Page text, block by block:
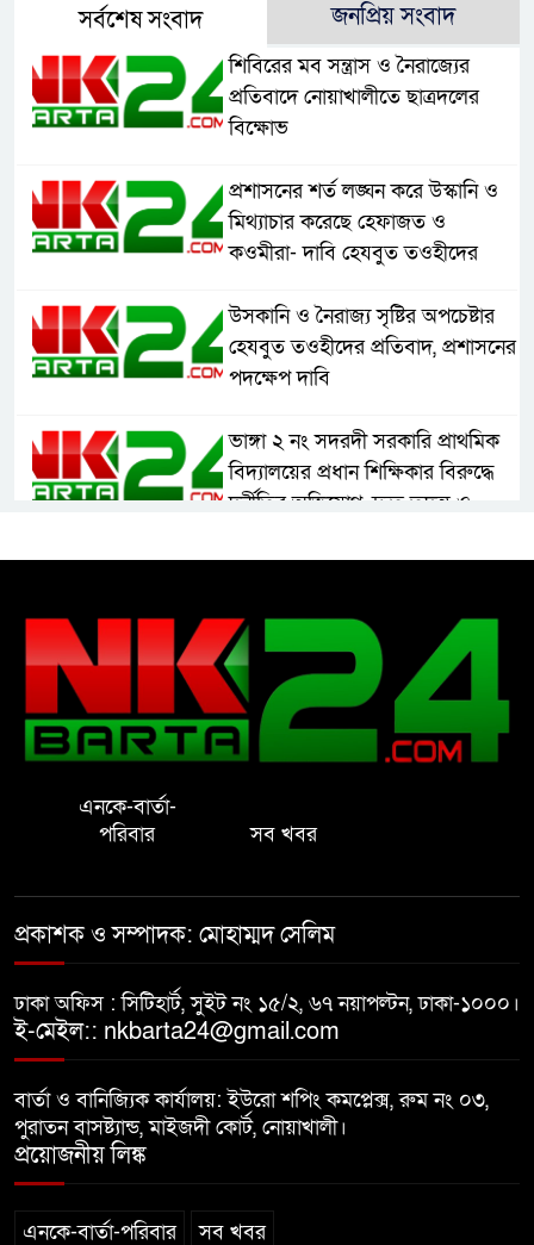
সর্বশেষ সংবাদ জনপ্রিয় সংবাদ
শিবিরের মব সন্ত্রাস ও নৈরাজ্যের
প্রতিবাদে নোয়াখালীতে ছাত্রদলের
বিক্ষোভ
প্রশাসনের শর্ত লঙ্ঘন করে উস্কানি ও
মিথ্যাচার করেছে হেফাজত ও
কওমীরা- দাবি হেযবুত তওহীদের
উসকানি ও নৈরাজ্য সৃষ্টির অপচেষ্টার
হেযবুত তওহীদের প্রতিবাদ, প্রশাসনের
পদক্ষেপ দাবি
ভাঙ্গা ২ নং সদরদী সরকারি প্রাথমিক
বিদ্যালয়ের প্রধান শিক্ষিকার বিরুদ্ধে
দুর্নীতির অভিযোগ, দ্রুত তদন্ত ও
সেলিম
নোয়াখালীতে ইসলামী মহা-সমাবেশ
সফল করতে মতবিনিময় সভা
হাতে ধর্ষণের শিকার স্কুলছাত্রী
গভীর রাতে চাচীর ঘরে ভাতিজা,
পুরুষাঙ্গ কেটে উধাও চাচী
নোয়াখালীতে র‌্যাবের অভিযান: ২
চাঞ্চল্যকর হত্যা মামলার আসামিসহ
গ্রেপ্তার ৪
বাসি খাবার বিক্রির অভিযোগ, দুই
এনকে-বার্তা-
পরিবার
সব খবর
প্রকাশক ও সম্পাদক: মোহাম্মদ সেলিম
ঢাকা অফিস : সিটিহার্ট, সুইট নং ১৫/২, ৬৭ নয়াপল্টন, ঢাকা-১০০০।
ই-মেইল:: nkbarta24@gmail.com
বার্তা ও বানিজ্যিক কার্যালয়: ইউরো শপিং কমপ্লেক্স, রুম নং ০৩,
পুরাতন বাসষ্ট্যান্ড, মাইজদী কোর্ট, নোয়াখালী।
প্রয়োজনীয় লিঙ্ক
এনকে-বার্তা-পরিবার সব খবর